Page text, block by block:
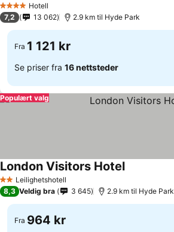
4 StjernerHotell
7,2 13 062 2.9 km til Hyde Park
Fra 1 121 kr
Se priser fra 16 nettsteder
Populært valg
2 StjernerLeilighetshotell
London Visitors Hotel
8,3 Veldig bra 3 645 2.9 km til Hyde Park
Fra 964 kr